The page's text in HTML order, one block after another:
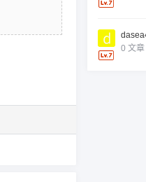
0 文章